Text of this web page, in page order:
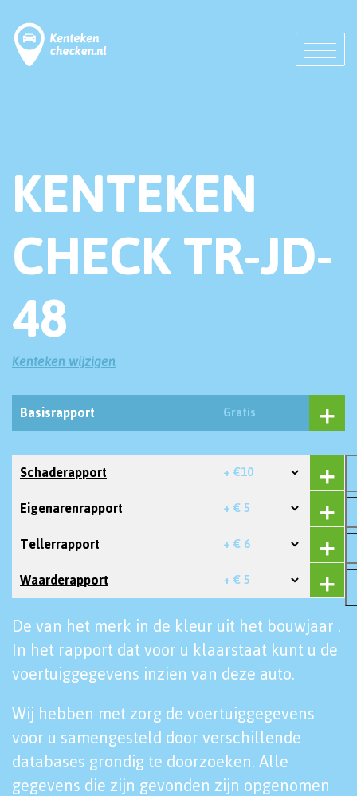
KENTEKEN
CHECK TR-JD-
48
Kenteken wijzigen
Basisrapport Gratis
Schaderapport + €10
Eigenarenrapport + € 5
Tellerrapport + € 6
Waarderapport + € 5
De van het merk in de kleur uit het bouwjaar .
In het rapport dat voor u klaarstaat kunt u de
voertuiggegevens inzien van deze auto.
Wij hebben met zorg de voertuiggegevens
voor u samengesteld door verschillende
databases grondig te doorzoeken. Alle
gegevens die zijn gevonden zijn opgenomen